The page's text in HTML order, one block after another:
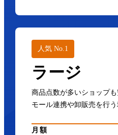
人気 No.1
ラージ
商品点数が多いショップ
モール連携や卸販売を行
月額